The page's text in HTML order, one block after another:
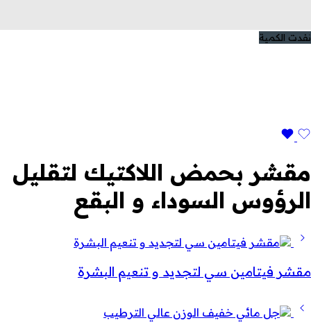
نفدت الكمية
مقشر بحمض اللاكتيك لتقليل
الرؤوس السوداء و البقع
مقشر فيتامين سي لتجديد و تنعيم البشرة